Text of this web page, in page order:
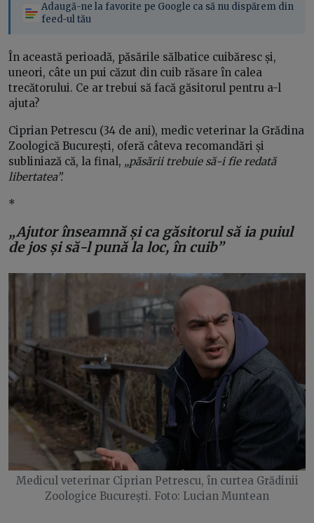
Adaugă-ne la favorite pe Google ca să nu dispărem din
feed-ul tău
În această perioadă, păsările sălbatice cuibăresc și,
uneori, câte un pui căzut din cuib răsare în calea
trecătorului. Ce ar trebui să facă găsitorul pentru a-l
ajuta?
Ciprian Petrescu (34 de ani), medic veterinar la Grădina
Zoologică București, oferă câteva recomandări și
subliniază că, la final, „păsării trebuie să-i fie redată
libertatea”.
*
„Ajutor înseamnă și ca găsitorul să ia puiul
de jos și să-l pună la loc, în cuib”
Medicul veterinar Ciprian Petrescu, în curtea Grădinii
Zoologice București. Foto: Lucian Muntean